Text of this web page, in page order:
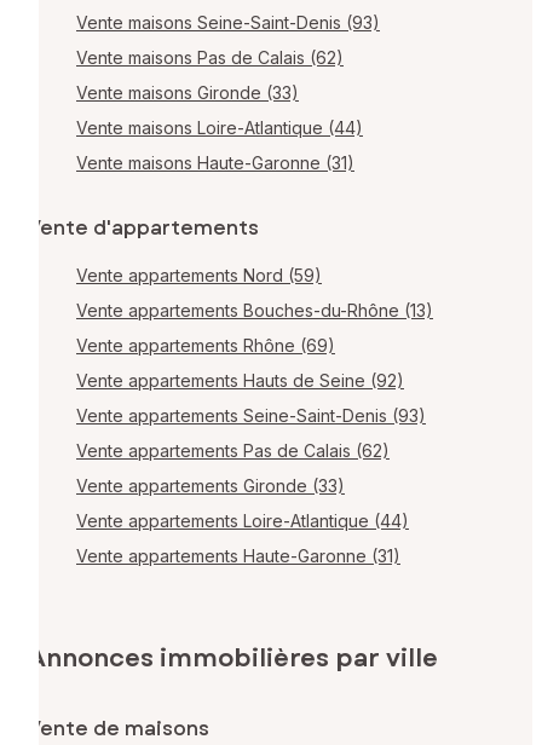
Vente maisons Seine-Saint-Denis (93)
Vente maisons Pas de Calais (62)
Vente maisons Gironde (33)
Vente maisons Loire-Atlantique (44)
Vente maisons Haute-Garonne (31)
Vente d'appartements
Vente appartements Nord (59)
Vente appartements Bouches-du-Rhône (13)
Vente appartements Rhône (69)
Vente appartements Hauts de Seine (92)
Vente appartements Seine-Saint-Denis (93)
Vente appartements Pas de Calais (62)
Vente appartements Gironde (33)
Vente appartements Loire-Atlantique (44)
Vente appartements Haute-Garonne (31)
Annonces immobilières par ville
Vente de maisons